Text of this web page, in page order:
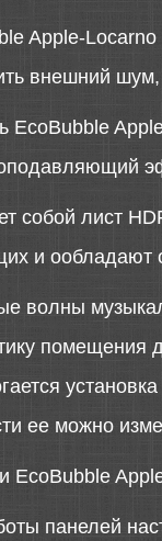
Apple-Locarno
внешний шум,
EcoBubble
собой лист
и ообладают
волны
помещения
ее можно
EcoBubble
панелей